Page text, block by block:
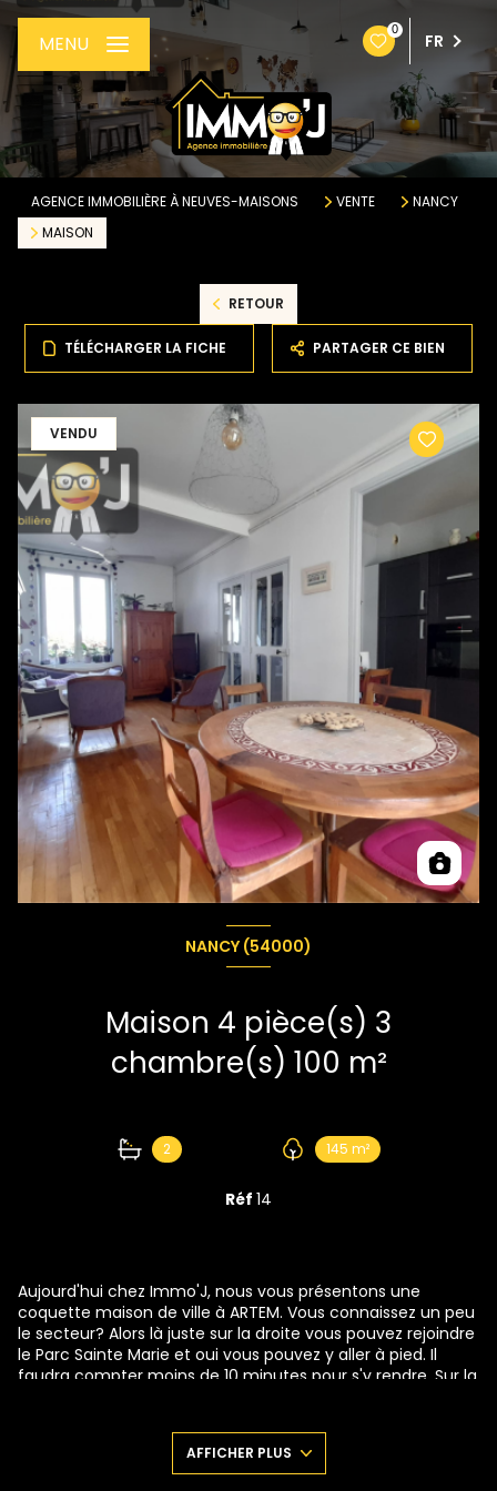
0
FR
MENU
AGENCE IMMOBILIÈRE À NEUVES-MAISONS VENTE
NANCY
MAISON
RETOUR
TÉLÉCHARGER LA FICHE PARTAGER CE BIEN
VENDU
NANCY (54000)
Maison 4 pièce(s) 3
chambre(s) 100 m²
2 145 m²
Réf 14
Aujourd'hui chez Immo'J, nous vous présentons une
coquette maison de ville à ARTEM. Vous connaissez un peu
le secteur? Alors là juste sur la droite vous pouvez rejoindre
le Parc Sainte Marie et oui vous pouvez y aller à pied. Il
faudra compter moins de 10 minutes pour s'y rendre. Sur la
thermal? Et bien, vous connaissez la répondre, en moins de
10 minutes à pied vous y serez également !!
Allez, suivez-moi Je vais vous montrer ce bien. Vous
AFFICHER PLUS